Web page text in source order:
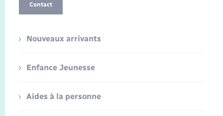
Contact
Nouveaux arrivants
Enfance Jeunesse
Aides à la personne